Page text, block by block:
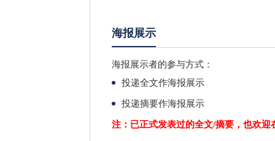
海报展示
海报展示者的参与方式：
投递全文作海报展示
投递摘要作海报展示
注：已正式发表过的全文/摘要，也欢迎